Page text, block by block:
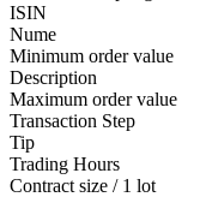
ISIN
Nume
Minimum order value
Description
Maximum order value
Transaction Step
Tip
Trading Hours
Contract size / 1 lot